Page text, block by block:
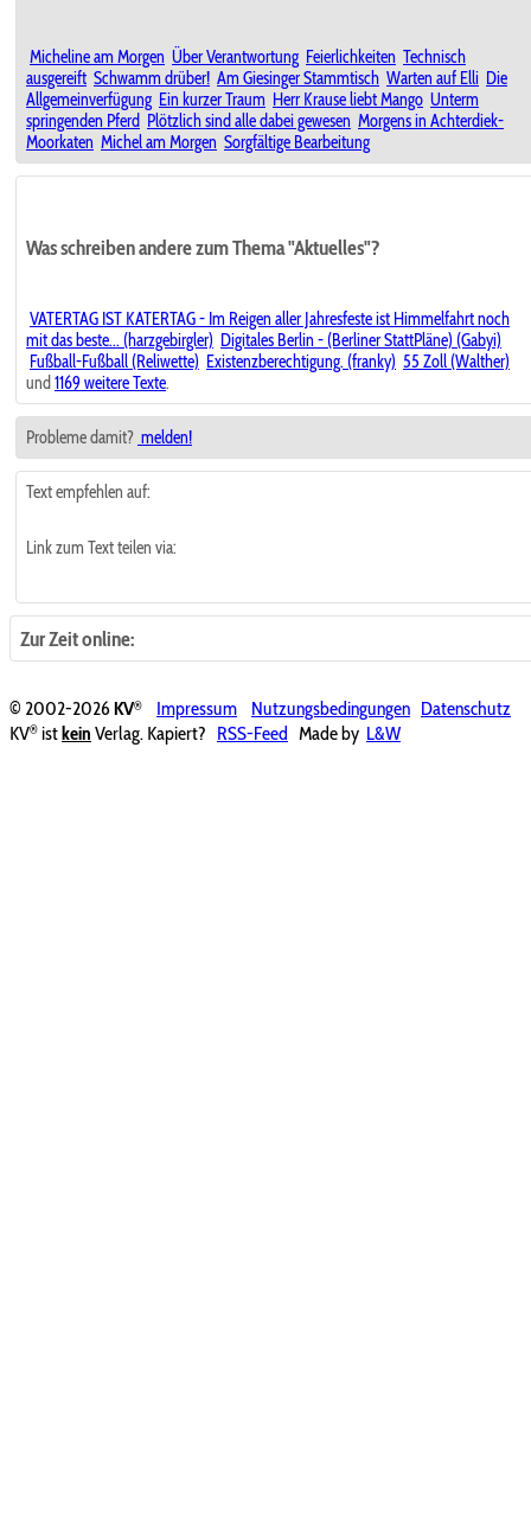
Micheline am Morgen Über Verantwortung Feierlichkeiten Technisch
ausgereift Schwamm drüber! Am Giesinger Stammtisch Warten auf Elli Die
Allgemeinverfügung Ein kurzer Traum Herr Krause liebt Mango Unterm
springenden Pferd Plötzlich sind alle dabei gewesen Morgens in Achterdiek-
Moorkaten Michel am Morgen Sorgfältige Bearbeitung
Was schreiben andere zum Thema "Aktuelles"?
VATERTAG IST KATERTAG - Im Reigen aller Jahresfeste ist Himmelfahrt noch
mit das beste... (harzgebirgler) Digitales Berlin - (Berliner StattPläne) (Gabyi)
Fußball-Fußball (Reliwette) Existenzberechtigung. (franky) 55 Zoll (Walther)
und 1169 weitere Texte.
Probleme damit? melden!
Text empfehlen auf:
Link zum Text teilen via:
Zur Zeit online:
© 2002-2026KV® Impressum Nutzungsbedingungen Datenschutz
KV® ist kein Verlag. Kapiert? RSS-Feed Made by L&W